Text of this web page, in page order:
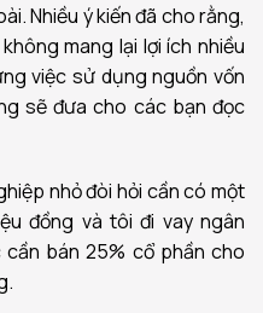
Nhiều ý kiến đã cho rằng,
mang lại lợi ích nhiều
việc sử dụng nguồn vốn
sẽ đưa cho các bạn đọc
nhỏ đòi hỏi cần có một
đồng và tôi đi vay ngân
bán 25% cổ phần cho